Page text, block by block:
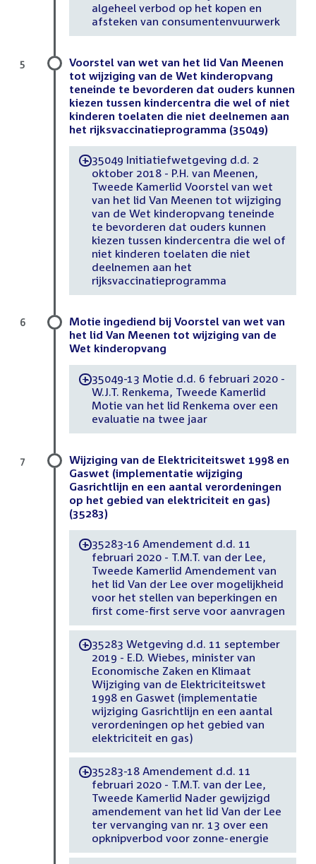
algeheel verbod op het kopen en
afsteken van consumentenvuurwerk
Voorstel van wet van het lid Van Meenen
tot wijziging van de Wet kinderopvang
teneinde te bevorderen dat ouders kunnen
kiezen tussen kindercentra die wel of niet
kinderen toelaten die niet deelnemen aan
het rijksvaccinatieprogramma (35049)
-35049 Initiatiefwetgeving d.d. 2
oktober 2018 - P.H. van Meenen,
Tweede Kamerlid Voorstel van wet
van het lid Van Meenen tot wijziging
van de Wet kinderopvang teneinde
te bevorderen dat ouders kunnen
kiezen tussen kindercentra die wel of
niet kinderen toelaten die niet
deelnemen aan het
rijksvaccinatieprogramma
5
Motie ingediend bij Voorstel van wet van
het lid Van Meenen tot wijziging van de
Wet kinderopvang
-35049-13 Motie d.d. 6 februari 2020 -
W.J.T. Renkema, Tweede Kamerlid
Motie van het lid Renkema over een
evaluatie na twee jaar
6
Wijziging van de Elektriciteitswet 1998 en
Gaswet (implementatie wijziging
Gasrichtlijn en een aantal verordeningen
op het gebied van elektriciteit en gas)
(35283)
-35283-16 Amendement d.d. 11
februari 2020 - T.M.T. van der Lee,
Tweede Kamerlid Amendement van
het lid Van der Lee over mogelijkheid
voor het stellen van beperkingen en
first come-first serve voor aanvragen
-35283 Wetgeving d.d. 11 september
2019 - E.D. Wiebes, minister van
Economische Zaken en Klimaat
Wijziging van de Elektriciteitswet
1998 en Gaswet (implementatie
wijziging Gasrichtlijn en een aantal
verordeningen op het gebied van
elektriciteit en gas)
-35283-18 Amendement d.d. 11
februari 2020 - T.M.T. van der Lee,
Tweede Kamerlid Nader gewijzigd
amendement van het lid Van der Lee
ter vervanging van nr. 13 over een
opknipverbod voor zonne-energie
7